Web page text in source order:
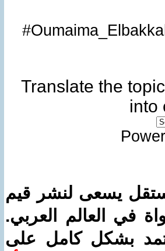
Translate the topic
into
يسعى لنشر قيم
في العالم العربي.
بشكل كامل على